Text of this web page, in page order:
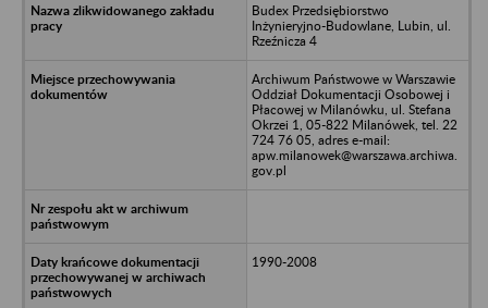
Budex Przedsiębiorstwo
Inżynieryjno-Budowlane, Lubin, ul.
Rzeźnicza 4
Archiwum Państwowe w Warszawie
Oddział Dokumentacji Osobowej i
Płacowej w Milanówku, ul. Stefana
Okrzei 1, 05-822 Milanówek, tel. 22
724 76 05, adres e-mail:
apw.milanowek@warszawa.archiwa.
gov.pl
1990-2008